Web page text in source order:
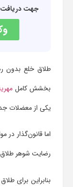
جهت دریافت
طلاق خلع بدون
بخشش کامل
یکی از معضلات
اما قانون‌گذار در
رضایت شوهر طلاق
بنابراین برای